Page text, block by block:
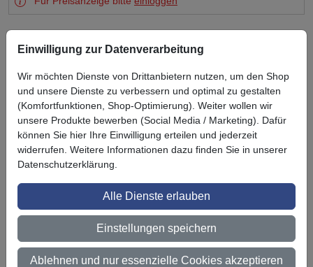
Zuletzt angesehen
Grade 957
Konturmarkierun
Einwilligung zur Datenverarbeitung
Wir möchten Dienste von Drittanbietern nutzen, um den Shop
und unsere Dienste zu verbessern und optimal zu gestalten
(Komfortfunktionen, Shop-Optimierung). Weiter wollen wir
unsere Produkte bewerben (Social Media / Marketing). Dafür
können Sie hier Ihre Einwilligung erteilen und jederzeit
widerrufen. Weitere Informationen dazu finden Sie in unserer
Datenschutzerklärung.
Alle Dienste erlauben
Einstellungen speichern
Ablehnen und nur essenzielle Cookies akzeptieren